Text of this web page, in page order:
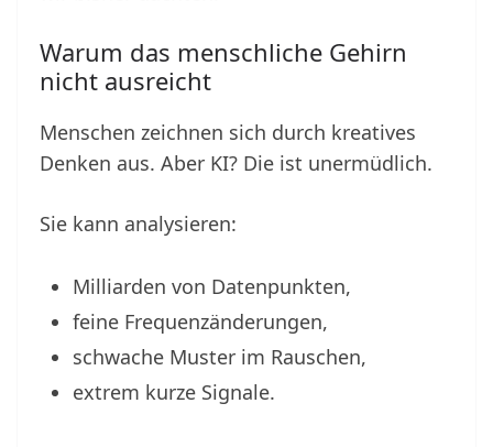
Warum das menschliche Gehirn
nicht ausreicht
Menschen zeichnen sich durch kreatives
Denken aus. Aber KI? Die ist unermüdlich.
Sie kann analysieren:
Milliarden von Datenpunkten,
feine Frequenzänderungen,
schwache Muster im Rauschen,
extrem kurze Signale.